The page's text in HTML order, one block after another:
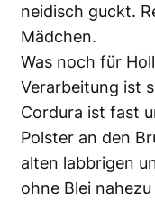
neidisch guckt.
Mädchen.
Was noch für
Verarbeitung ist
Cordura ist fast
Polster an den
alten labbrigen
ohne Blei